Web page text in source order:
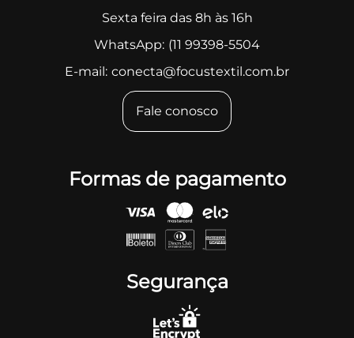
Sexta feira das 8h às 16h
WhatsApp: (11 99398-5504
E-mail: conecta@focustextil.com.br
Fale conosco
Formas de pagamento
Segurança